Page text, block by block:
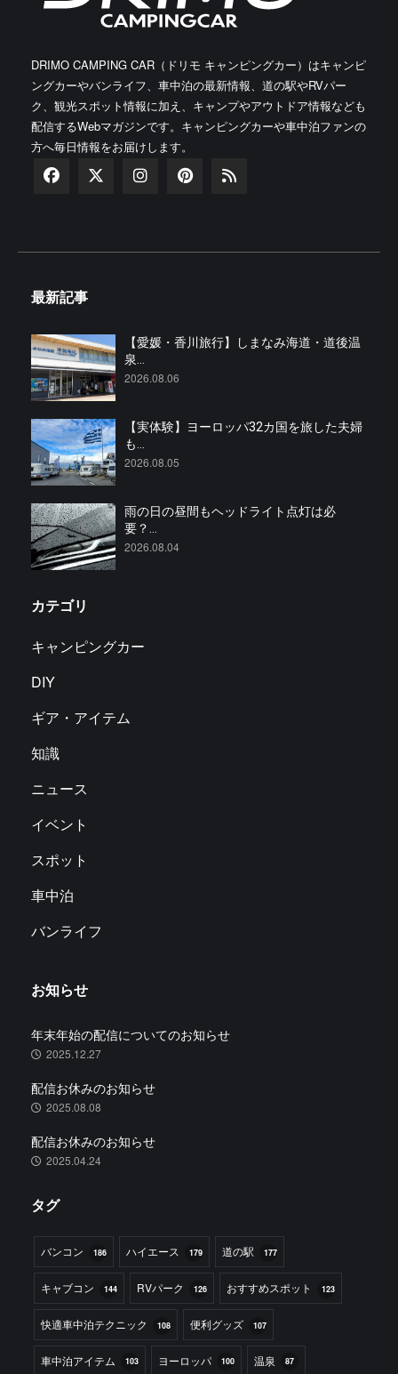
DRIMO CAMPING CAR（ドリモ キャンピングカー）はキャンピ
ングカーやバンライフ、車中泊の最新情報、道の駅やRVパー
ク、観光スポット情報に加え、キャンプやアウトドア情報なども
配信するWebマガジンです。キャンピングカーや車中泊ファンの
方へ毎日情報をお届けします。
最新記事
【愛媛・香川旅行】しまなみ海道・道後温
泉...
2026.08.06
【実体験】ヨーロッパ32カ国を旅した夫婦
も...
2026.08.05
雨の日の昼間もヘッドライト点灯は必
要？...
2026.08.04
カテゴリ
キャンピングカー
DIY
ギア・アイテム
知識
ニュース
イベント
スポット
車中泊
バンライフ
お知らせ
年末年始の配信についてのお知らせ
2025.12.27
配信お休みのお知らせ
2025.08.08
配信お休みのお知らせ
2025.04.24
タグ
バンコン 186 ハイエース 179 道の駅 177
キャブコン 144 RVパーク 126 おすすめスポット 123
快適車中泊テクニック 108 便利グッズ 107
車中泊アイテム 103 ヨーロッパ 100 温泉 87